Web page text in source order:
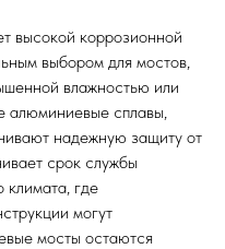
высокой коррозионной
выбором для мостов,
влажностью или
алюминиевые сплавы,
надежную защиту от
срок службы
климата, где
могут
мосты остаются